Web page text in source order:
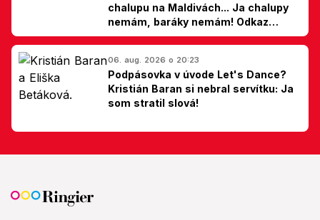
chalupu na Maldivách... Ja chalupy
nemám, baráky nemám! Odkaz
Slovákom
06. aug. 2026 o 20:23
Podpásovka v úvode Let's Dance?
Kristián Baran si nebral servítku: Ja
som stratil slová!